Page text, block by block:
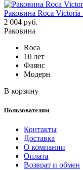
Раковина Roca Victoria
2 004 руб.
Раковина
Roca
10 лет
Фаянс
Модерн
В корзину
Пользователям
Контакты
Доставка
О компании
Оплата
Возврат и обмен